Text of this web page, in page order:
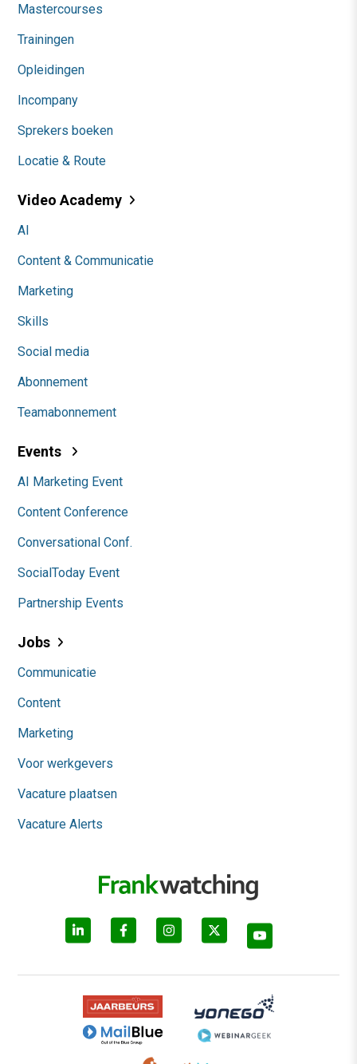
Mastercourses
Trainingen
Opleidingen
Incompany
Sprekers boeken
Locatie & Route
Video Academy
AI
Content & Communicatie
Marketing
Skills
Social media
Abonnement
Teamabonnement
Events
AI Marketing Event
Content Conference
Conversational Conf.
SocialToday Event
Partnership Events
Jobs
Communicatie
Content
Marketing
Voor werkgevers
Vacature plaatsen
Vacature Alerts